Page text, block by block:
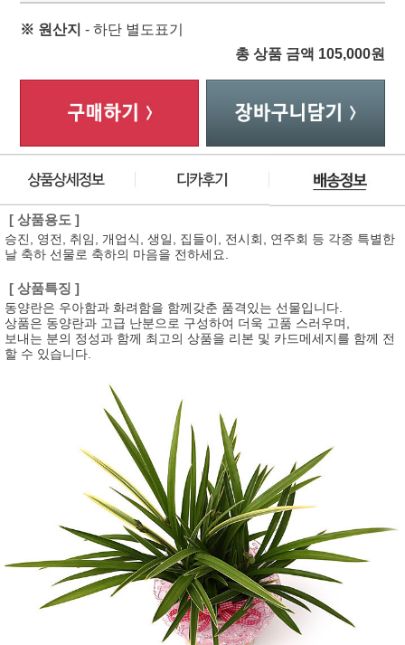
※ 원산지 - 하단 별도표기
총 상품 금액 105,000원
[ 상품용도 ]
승진, 영전, 취임, 개업식, 생일, 집들이, 전시회, 연주회 등 각종 특별한
날 축하 선물로 축하의 마음을 전하세요.
[ 상품특징 ]
동양란은 우아함과 화려함을 함께갖춘 품격있는 선물입니다.
상품은 동양란과 고급 난분으로 구성하여 더욱 고품 스러우며,
보내는 분의 정성과 함께 최고의 상품을 리본 및 카드메세지를 함께 전
할 수 있습니다.